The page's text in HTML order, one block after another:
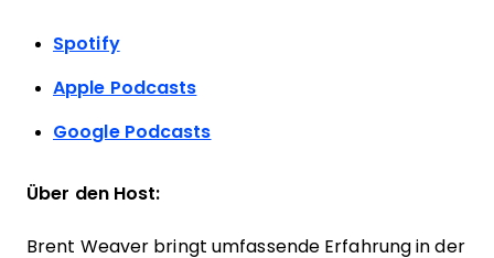
Spotify
Apple Podcasts
Google Podcasts
Über den Host:
Brent Weaver bringt umfassende Erfahrung in der